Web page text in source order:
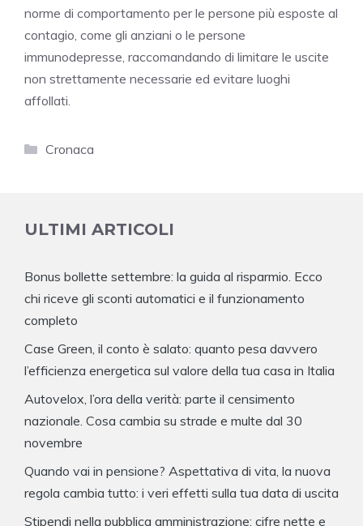
norme di comportamento per le persone più esposte al
contagio, come gli anziani o le persone
immunodepresse, raccomandando di limitare le uscite
non strettamente necessarie ed evitare luoghi
affollati.
Categorie
Cronaca
ULTIMI ARTICOLI
Bonus bollette settembre: la guida al risparmio. Ecco
chi riceve gli sconti automatici e il funzionamento
completo
Case Green, il conto è salato: quanto pesa davvero
l’efficienza energetica sul valore della tua casa in Italia
Autovelox, l’ora della verità: parte il censimento
nazionale. Cosa cambia su strade e multe dal 30
novembre
Quando vai in pensione? Aspettativa di vita, la nuova
regola cambia tutto: i veri effetti sulla tua data di uscita
Stipendi nella pubblica amministrazione: cifre nette e